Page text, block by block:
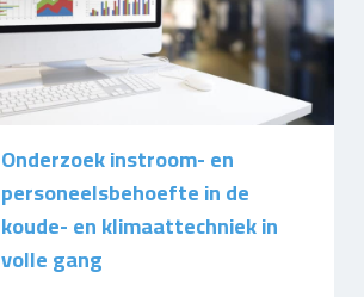
Onderzoek instroom- en
personeelsbehoefte in de
koude- en klimaattechniek in
volle gang